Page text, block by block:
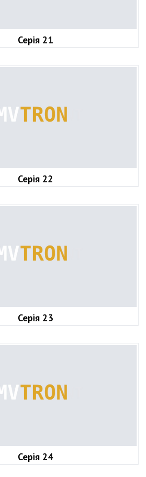
Серія 21
Серія 22
Серія 23
Серія 24